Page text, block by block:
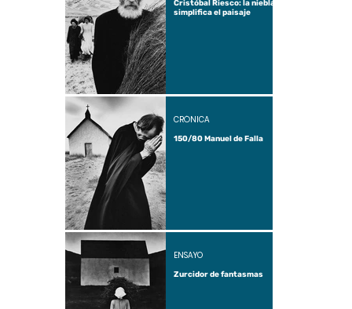
Cristóbal Riesco: la niebla
simplifica el paisaje
150/80 Manuel de Falla
CRÓNICA
Zurcidor de fantasmas
ENSAYO